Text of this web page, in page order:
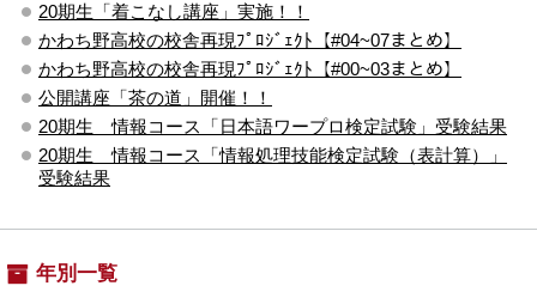
20期生「着こなし講座」実施！！
かわち野高校の校舎再現ﾌﾟﾛｼﾞｪｸﾄ【#04~07まとめ】
かわち野高校の校舎再現ﾌﾟﾛｼﾞｪｸﾄ【#00~03まとめ】
公開講座「茶の道」開催！！
20期生 情報コース「日本語ワープロ検定試験」受験結果
20期生 情報コース「情報処理技能検定試験（表計算）」
受験結果
年別一覧